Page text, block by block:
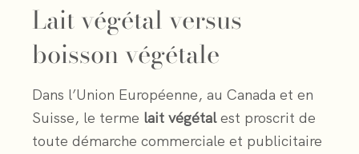
Lait végétal versus
boisson végétale
Dans l’Union Européenne, au Canada et en
Suisse, le terme lait végétalest proscrit de
toute démarche commerciale et publicitaire